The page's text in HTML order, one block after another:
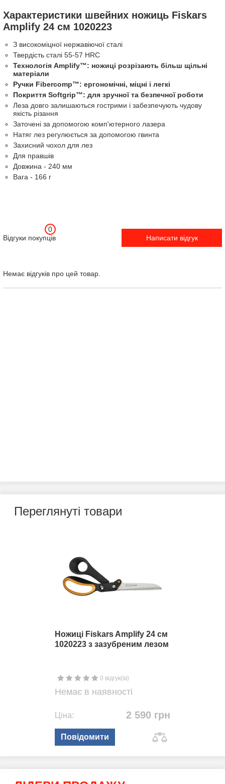
Характеристики швейних ножиць Fiskars
Amplify 24 см 1020223
З високоміцної нержавіючої сталі
Твердість сталі 55-57 HRC
Технологія Amplify™: ножиці розрізають більш щільні
матеріали
Ручки Fibercomp™: ергономічні, міцні і легкі
Покриття Softgrip™: для зручної та безпечної роботи
Леза довго залишаються гострими і забезпечують чудову
якість різання
Заточені за допомогою комп'ютерного лазера
Натяг лез регулюється за допомогою гвинта
Захисний чохол для лез
Для правшів
Довжина - 240 мм
Вага - 166 г
Відгуки покупців
0
Написати відгук
Немає відгуків про цей товар.
Переглянуті товари
Ножиці Fiskars Amplify 24 см
1020223 з зазубреним лезом
0 відгук(ів)
Немає в наявності
Ціна: 2 590 грн
Повідомити